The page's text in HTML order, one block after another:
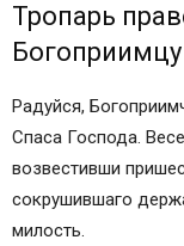
О чем просят
Текст
и Анне чтобы
Текст
Анне при
Тропарь
Радуйся,
Спаса Господа.
возвестивши
сокрушившаго
милость.